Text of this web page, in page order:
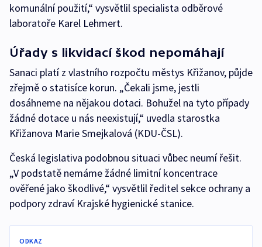
komunální použití,“ vysvětlil specialista odběrové
laboratoře Karel Lehmert.
Úřady s likvidací škod nepomáhají
Sanaci platí z vlastního rozpočtu městys Křižanov, půjde
zřejmě o statisíce korun. „Čekali jsme, jestli
dosáhneme na nějakou dotaci. Bohužel na tyto případy
žádné dotace u nás neexistují,“ uvedla starostka
Křižanova Marie Smejkalová (KDU-ČSL).
Česká legislativa podobnou situaci vůbec neumí řešit.
„V podstatě nemáme žádné limitní koncentrace
ověřené jako škodlivé,“ vysvětlil ředitel sekce ochrany a
podpory zdraví Krajské hygienické stanice.
ODKAZ